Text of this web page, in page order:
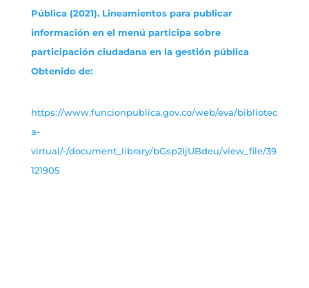
Pública (2021). Lineamientos para publicar
información en el menú participa sobre
participación ciudadana en la gestión pública
Obtenido de:
https://www.funcionpublica.gov.co/web/eva/bibliotec
a-
virtual/-/document_library/bGsp2IjUBdeu/view_file/39
121905